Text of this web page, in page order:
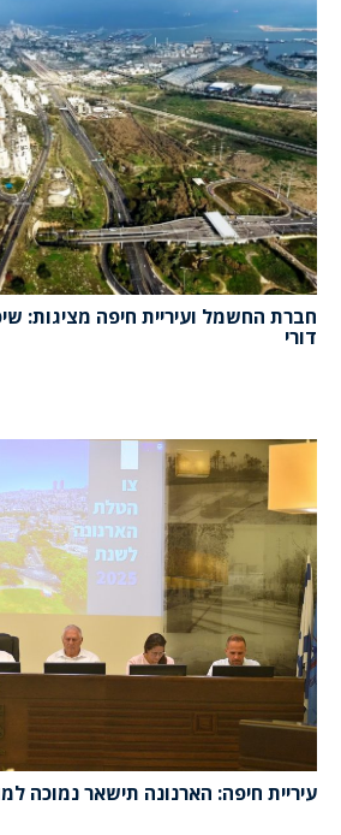
חברת החשמל ועיריית חיפה מציגות:
דורי
עיריית חיפה: הארנונה תישאר נמוכה